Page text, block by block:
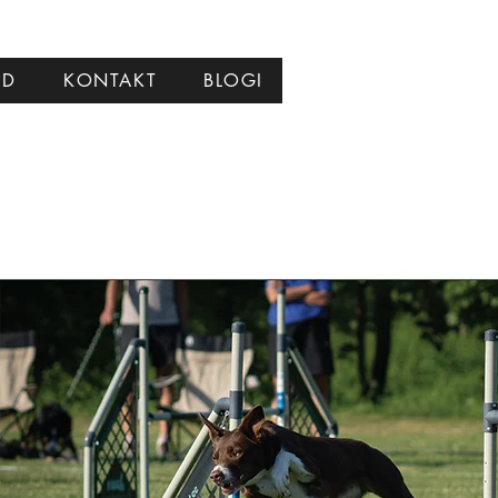
KONTAKT BLOGI